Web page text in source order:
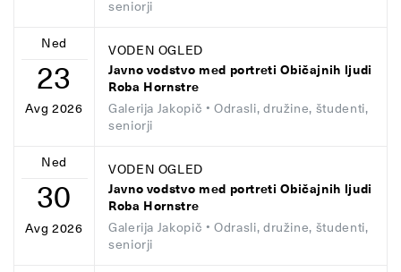
seniorji
Ned
23
Avg 2026
VODEN OGLED
Javno vodstvo med portreti Običajnih ljudi
Roba Hornstre
Galerija Jakopič • Odrasli, družine, študenti,
seniorji
Ned
30
Avg 2026
VODEN OGLED
Javno vodstvo med portreti Običajnih ljudi
Roba Hornstre
Galerija Jakopič • Odrasli, družine, študenti,
seniorji